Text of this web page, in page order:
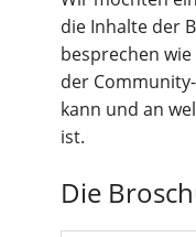
die Inhalte der
besprechen
der
kann und an
ist.
Die